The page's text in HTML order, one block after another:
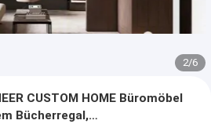
3/6
CUSTOM HOME Büromöbel
Bücherregal,